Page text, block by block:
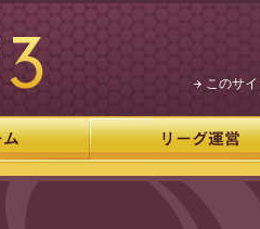
このサ